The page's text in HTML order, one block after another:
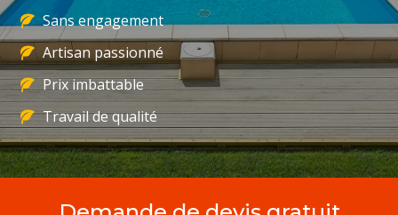
Sans engagement
Artisan passionné
Prix imbattable
Travail de qualité